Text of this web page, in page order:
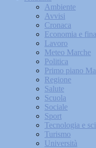
Ambiente
Avvisi
Cronaca
Economia e
Lavoro
Meteo Marche
Politica
Primo piano
Regione
Salute
Scuola
Sociale
Sport
Tecnologia e
Turismo
Università